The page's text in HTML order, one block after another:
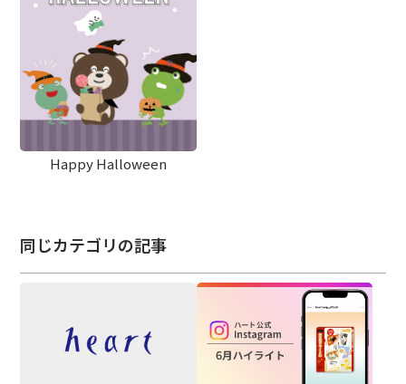
Happy Halloween
同じカテゴリの記事